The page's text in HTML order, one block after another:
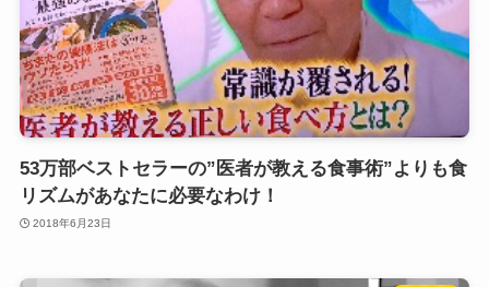
53万部ベストセラーの”医者が教える食事術”よりも食
リズムがあなたに必要なわけ！
2018年6月23日